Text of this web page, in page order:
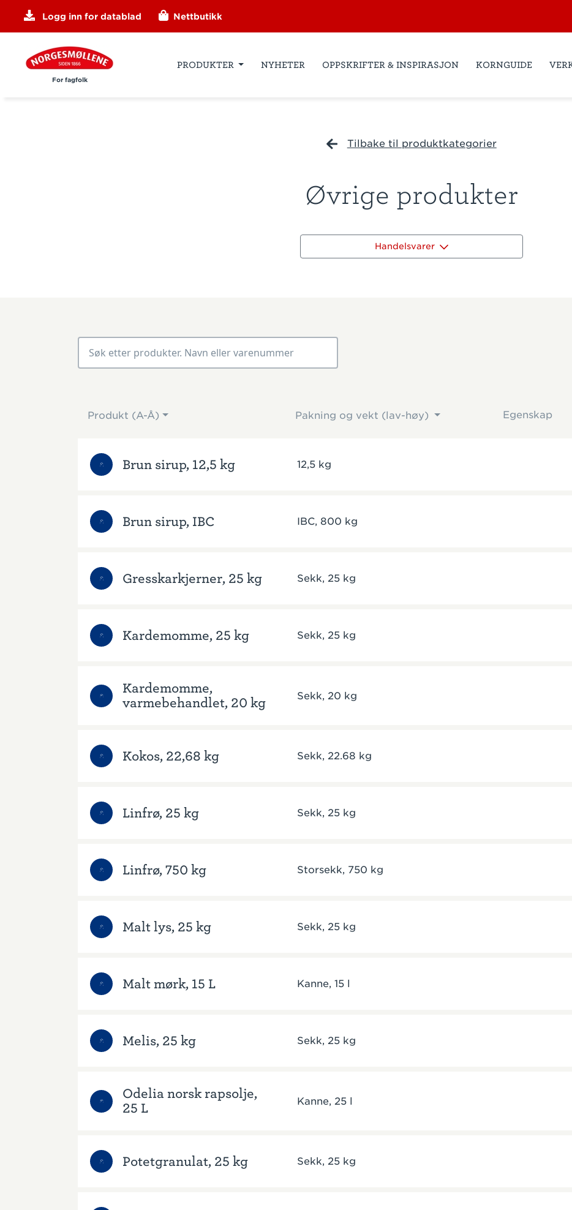
Logg inn for datablad Nettbutikk
For fagfolk
PRODUKTER NYHETER OPPSKRIFTER & INSPIRASJON KORNGUIDE
Tilbake til produktkategorier
Øvrige produkter
Handelsvarer
Produkt (A-Å) Pakning og vekt (lav-høy) Egenskap
Brun sirup, 12,5 kg 12,5 kg
Brun sirup, IBC IBC, 800 kg
Gresskarkjerner, 25 kg Sekk, 25 kg
Kardemomme, 25 kg Sekk, 25 kg
Kardemomme,
varmebehandlet, 20 kg
Sekk, 20 kg
Kokos, 22,68 kg Sekk, 22.68 kg
Linfrø, 25 kg Sekk, 25 kg
Linfrø, 750 kg Storsekk, 750 kg
Malt lys, 25 kg Sekk, 25 kg
Malt mørk, 15 L Kanne, 15 l
Melis, 25 kg Sekk, 25 kg
Odelia norsk rapsolje,
25 L
Kanne, 25 l
Potetgranulat, 25 kg Sekk, 25 kg